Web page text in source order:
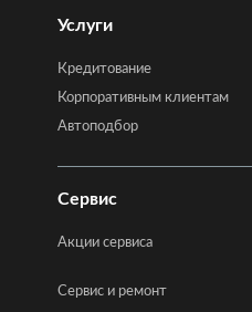
Услуги
Кредитование
Корпоративным клиентам
Автоподбор
Сервис
Акции сервиса
Сервис и ремонт